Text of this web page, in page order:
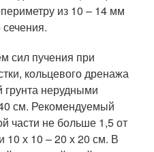
из 10 – 14 мм
сил пучения при
кольцевого дренажа
грунта нерудными
см. Рекомендуемый
части не больше 1,5 от
х 10 – 20 х 20 см. В